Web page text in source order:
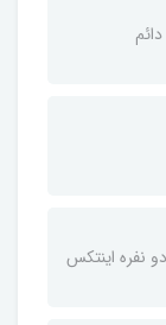
نفره اینتکس